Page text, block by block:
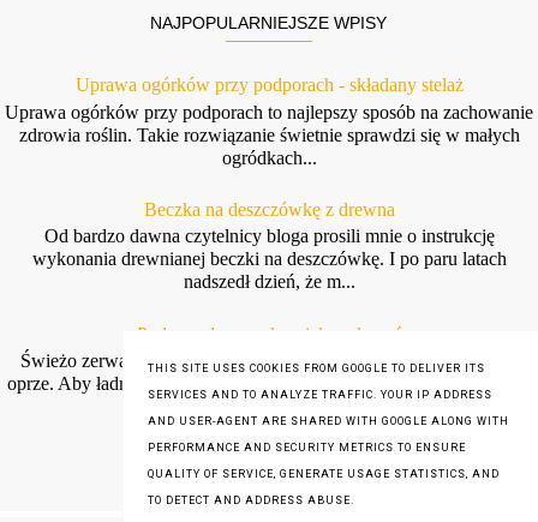
NAJPOPULARNIEJSZE WPISY
Uprawa ogórków przy podporach - składany stelaż
Uprawa ogórków przy podporach to najlepszy sposób na zachowanie
zdrowia roślin. Takie rozwiązanie świetnie sprawdzi się w małych
ogródkach...
Beczka na deszczówkę z drewna
Od bardzo dawna czytelnicy bloga prosili mnie o instrukcję
wykonania drewnianej beczki na deszczówkę. I po paru latach
nadszedł dzień, że m...
Podpora do groszku - jak wykonać
Świeżo zerwany groszek jest tak pyszny, że chyba nikt mu się nie
oprze. Aby ładnie się piął i mógł dać duże strąki potrzebuje wsparcia.
THIS SITE USES COOKIES FROM GOOGLE TO DELIVER ITS
SERVICES AND TO ANALYZE TRAFFIC. YOUR IP ADDRESS
AND USER-AGENT ARE SHARED WITH GOOGLE ALONG WITH
PERFORMANCE AND SECURITY METRICS TO ENSURE
QUALITY OF SERVICE, GENERATE USAGE STATISTICS, AND
TO DETECT AND ADDRESS ABUSE.